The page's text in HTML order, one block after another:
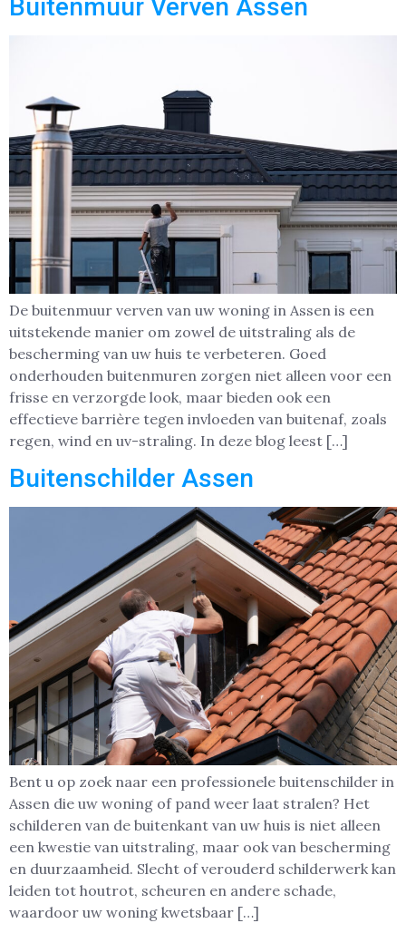
Buitenmuur Verven Assen
De buitenmuur verven van uw woning in Assen is een
uitstekende manier om zowel de uitstraling als de
bescherming van uw huis te verbeteren. Goed
onderhouden buitenmuren zorgen niet alleen voor een
frisse en verzorgde look, maar bieden ook een
effectieve barrière tegen invloeden van buitenaf, zoals
regen, wind en uv-straling. In deze blog leest […]
Buitenschilder Assen
Bent u op zoek naar een professionele buitenschilder in
Assen die uw woning of pand weer laat stralen? Het
schilderen van de buitenkant van uw huis is niet alleen
een kwestie van uitstraling, maar ook van bescherming
en duurzaamheid. Slecht of verouderd schilderwerk kan
leiden tot houtrot, scheuren en andere schade,
waardoor uw woning kwetsbaar […]